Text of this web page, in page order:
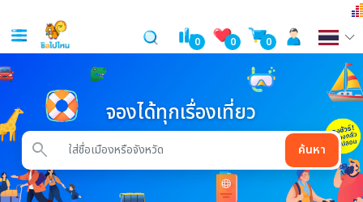
0 0 0
จองได้ทุกเรื่องเที่ยว
search ค้นหา